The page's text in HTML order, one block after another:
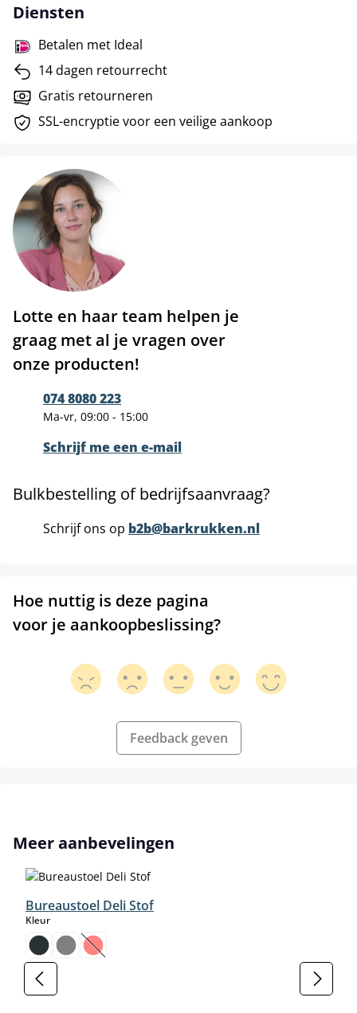
Diensten
Betalen met Ideal
14 dagen retourrecht
Gratis retourneren
SSL-encryptie voor een veilige aankoop
Lotte en haar team helpen je
graag met al je vragen over
onze producten!
074 8080 223
Ma-vr, 09:00 - 15:00
Schrijf me een e-mail
Bulkbestelling of bedrijfsaanvraag?
Schrijf ons op b2b@barkrukken.nl
Hoe nuttig is deze pagina
voor je aankoopbeslissing?
Feedback geven
Productgalerij overslaan
Meer aanbevelingen
Bureaustoel Deli Stof
Kleurselect
(Deze optie is momenteel niet beschikbaar.)